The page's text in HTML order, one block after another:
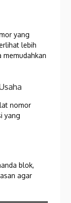
yang
lebih
nomor
yang
blok,
agar